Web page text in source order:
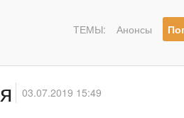
ТЕМЫ: Анонсы
03.07.2019 15:49